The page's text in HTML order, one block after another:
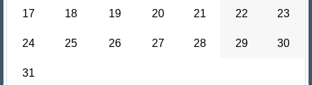
17 18 19 20 21 22 23
24 25 26 27 28 29 30
31